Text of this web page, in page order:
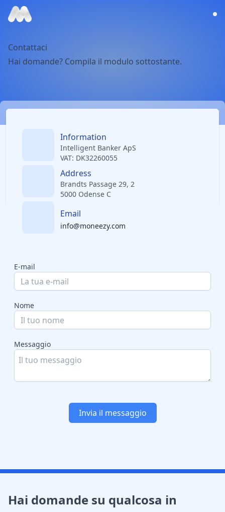
Contattaci
Hai domande? Compila il modulo sottostante.
Information
Intelligent Banker ApS
VAT: DK32260055
Address
Brandts Passage 29, 2
5000 Odense C
Email
info@moneezy.com
E-mail
Nome
Messaggio
Invia il messaggio
Hai domande su qualcosa in